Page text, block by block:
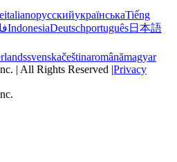
italianoрусскийукраїнськаTiếng
IndonesiaDeutschportuguês日本語
svenskačeštinaromânămagyar
| All Rights Reserved |Privacy